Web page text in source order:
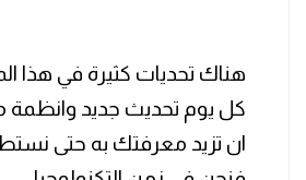
هناك تحديات كثيرة في هذا
كل يوم تحديث جديد وانظمة
ان تزيد معرفتك به حتى